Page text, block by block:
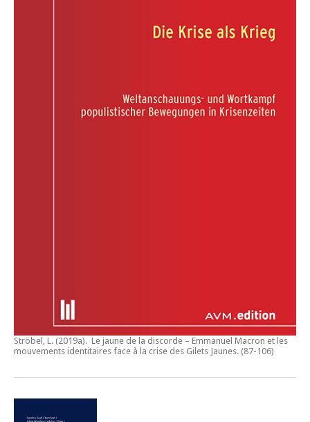
Ströbel, L. (2019a). Le jaune de la discorde – Emmanuel Macron et les
mouvements identitaires face à la crise des Gilets Jaunes. (87-106)